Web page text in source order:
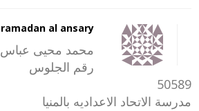
ramadan al ansary
محمد محيى عباس
رقم الجلوس
50589
مدرسة الاتحاد الاعداديه بالمنيا